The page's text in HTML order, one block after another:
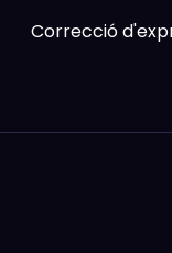
Correcció